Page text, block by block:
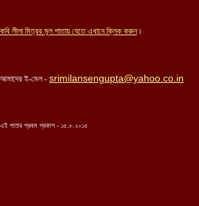
কবি লীলা মিত্রর মূল পাতায় যেতে এখানে ক্লিক করুন।
আমাদের ই-মেল - srimilansengupta@yahoo.co.in
এই পাতার প্রথম প্রকাশ - ১৫.৮.২০১৫